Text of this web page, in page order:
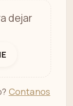
dejar
Contanos